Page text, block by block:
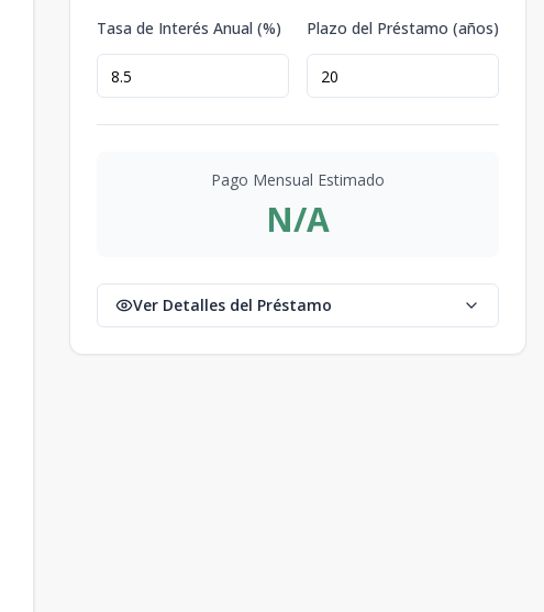
Tasa de Interés Anual (%) Plazo del Préstamo (años)
Pago Mensual Estimado
N/A
Ver Detalles del Préstamo